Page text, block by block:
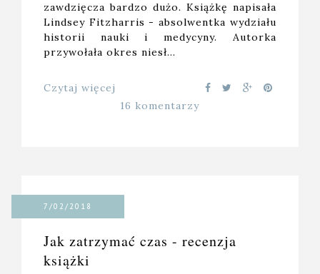
zawdzięcza bardzo dużo. Książkę napisała
Lindsey Fitzharris - absolwentka wydziału
historii nauki i medycyny. Autorka
przywołała okres niesł…
Czytaj więcej
16 komentarzy
7/02/2018
Jak zatrzymać czas - recenzja
książki